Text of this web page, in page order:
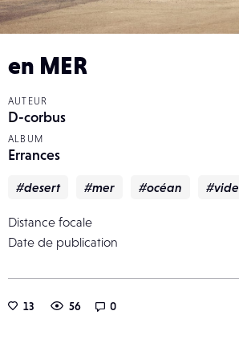
en MER
AUTEUR
D-corbus
ALBUM
Errances
#desert #mer #océan #vide
Distance focale
Date de publication
13 56 0